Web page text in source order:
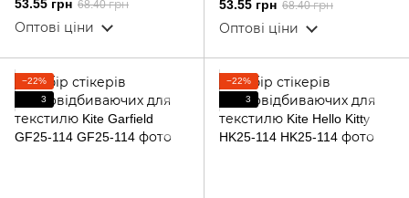
HP25-114
53.55 грн 68.40 грн
Оптові ціни
53.55 грн 68.40 грн
Оптові ціни
−22%
3
−22%
3